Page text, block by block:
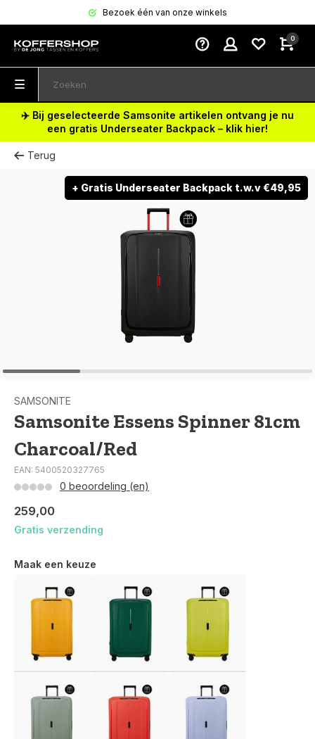
Bezoek één van onze winkels
0
✈️ Bij geselecteerde Samsonite artikelen ontvang je nu
een gratis Underseater Backpack – klik hier!
Terug
+ Gratis Underseater Backpack t.w.v €49,95
SAMSONITE
Samsonite Essens Spinner 81cm
Charcoal/Red
EAN: 5400520327765
0 beoordeling (en)
259,00
Gratis verzending
Maak een keuze